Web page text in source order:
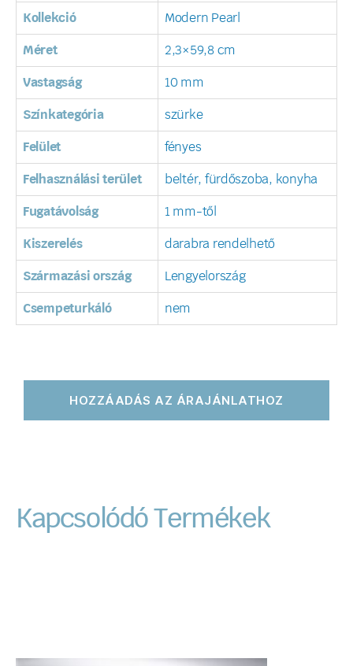
Kollekció Modern Pearl
Méret 2,3×59,8 cm
Vastagság 10 mm
Színkategória szürke
Felület fényes
Felhasználási terület beltér, fürdőszoba, konyha
Fugatávolság 1 mm-től
Kiszerelés darabra rendelhető
Származási ország Lengyelország
Csempeturkáló nem
HOZZÁADÁS AZ ÁRAJÁNLATHOZ
Kapcsolódó Termékek